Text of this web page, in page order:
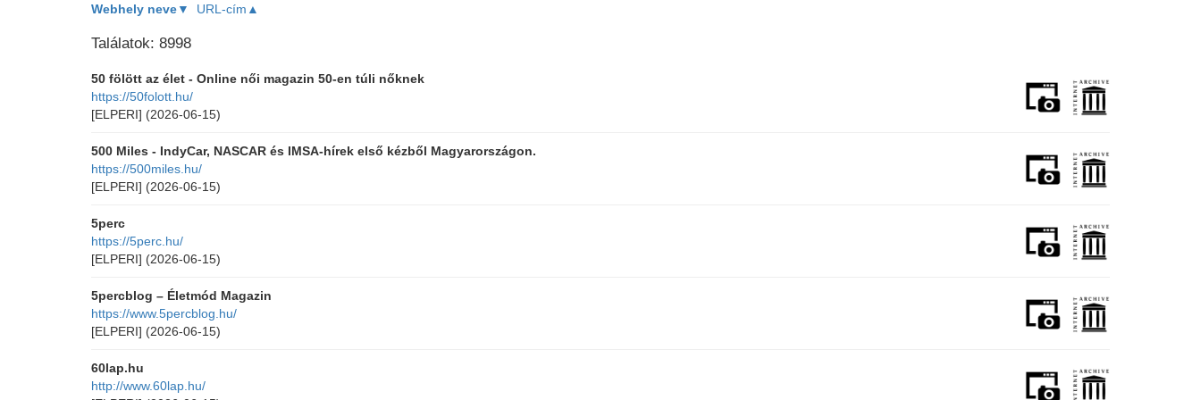
Webhely neve▼ URL-cím▲
Találatok: 8998
50 fölött az élet - Online női magazin 50-en túli nőknek
https://50folott.hu/
[ELPERI] (2026-06-15)
500 Miles - IndyCar, NASCAR és IMSA-hírek első kézből Magyarországon.
https://500miles.hu/
[ELPERI] (2026-06-15)
5perc
https://5perc.hu/
[ELPERI] (2026-06-15)
5percblog – Életmód Magazin
https://www.5percblog.hu/
[ELPERI] (2026-06-15)
60lap.hu
http://www.60lap.hu/